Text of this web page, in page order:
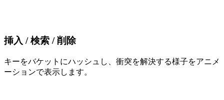
挿入 / 検索 / 削除
キーをバケットにハッシュし、衝突を解決する様子をアニメ
ーションで表示します。